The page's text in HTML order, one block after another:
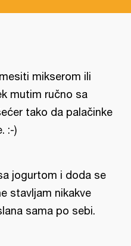
mikserom ili
mutim ručno sa
tako da palačinke
:-)
jogurtom i doda se
stavljam nikakve
sama po sebi.